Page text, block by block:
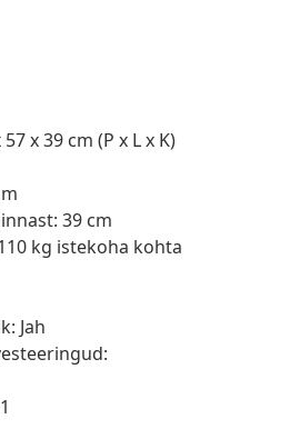
x 39 cm (P x L x K)
39 cm
kg istekoha kohta
Jah